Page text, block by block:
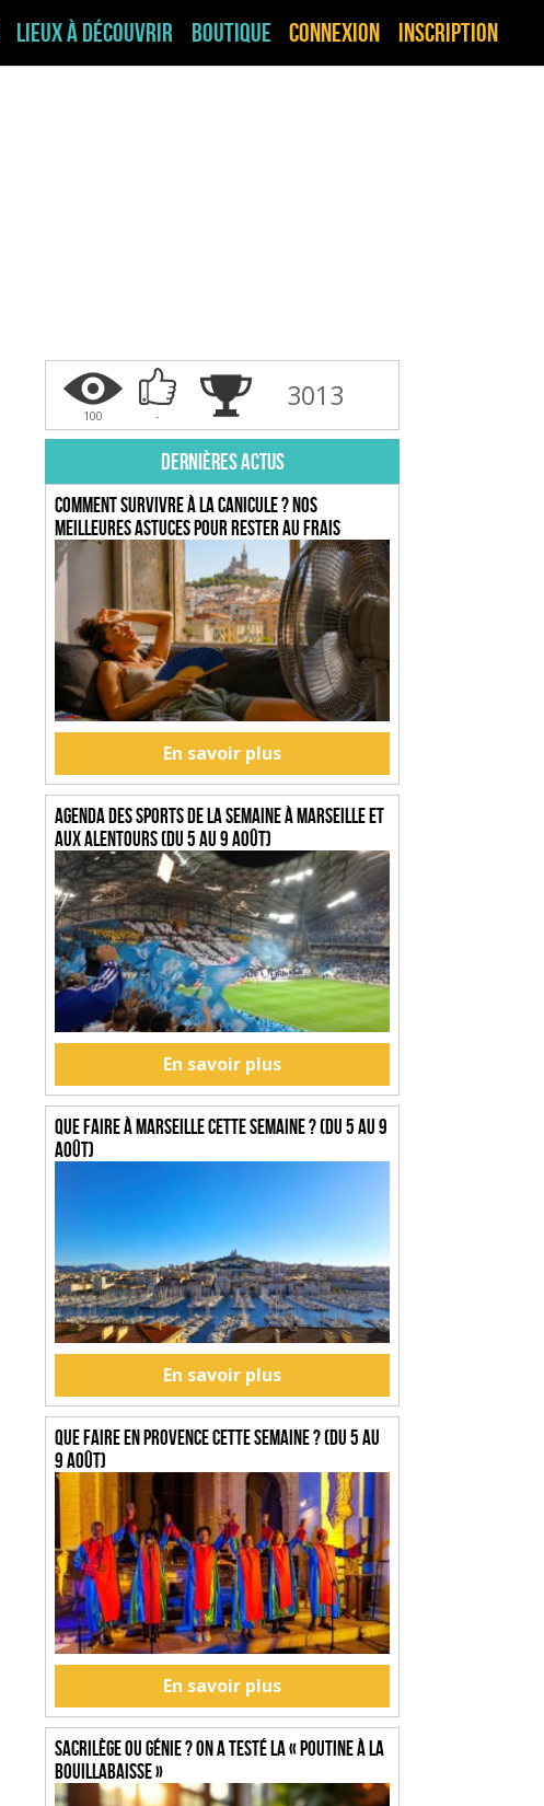
Lieux à découvrir Boutique Connexion Inscription
100 -
3013
Dernières actus
Comment survivre à la canicule ? Nos
meilleures astuces pour rester au frais
En savoir plus
Agenda des sports de la semaine à Marseille et
aux alentours (du 5 au 9 août)
En savoir plus
Que faire à Marseille cette semaine ? (du 5 au 9
août)
En savoir plus
Que faire en Provence cette semaine ? (du 5 au
9 août)
En savoir plus
SACRILÈGE OU GÉNIE ? On a testé la « Poutine à la
Bouillabaisse »